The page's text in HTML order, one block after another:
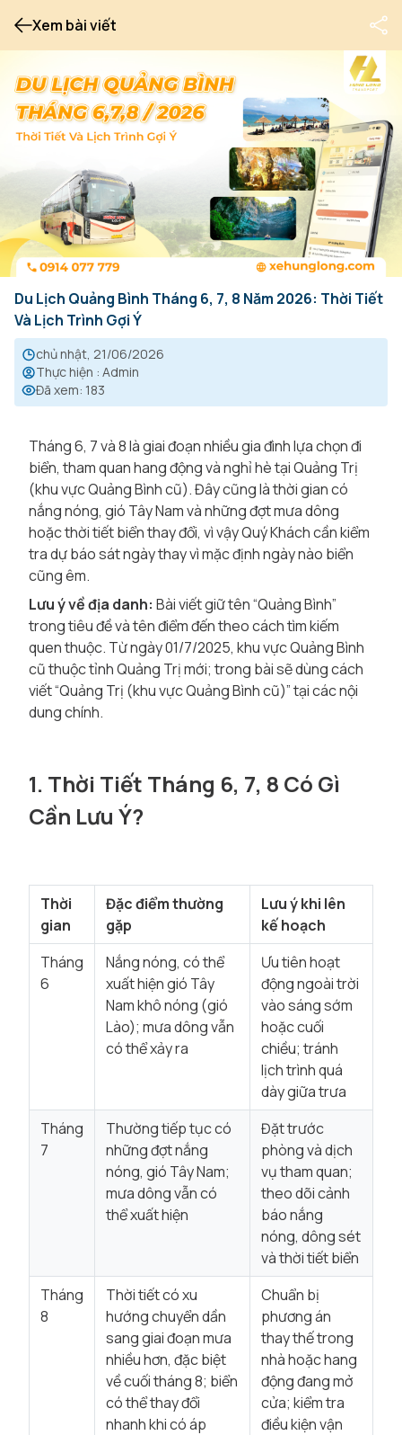
Xem bài viết
Du Lịch Quảng Bình Tháng 6, 7, 8 Năm 2026: Thời Tiết
Và Lịch Trình Gợi Ý
chủ nhật, 21/06/2026
Thực hiện : Admin
Đã xem: 183
Tháng 6, 7 và 8 là giai đoạn nhiều gia đình lựa chọn đi
biển, tham quan hang động và nghỉ hè tại Quảng Trị
(khu vực Quảng Bình cũ). Đây cũng là thời gian có
nắng nóng, gió Tây Nam và những đợt mưa dông
hoặc thời tiết biển thay đổi, vì vậy Quý Khách cần kiểm
tra dự báo sát ngày thay vì mặc định ngày nào biển
cũng êm.
Lưu ý về địa danh: Bài viết giữ tên “Quảng Bình”
trong tiêu đề và tên điểm đến theo cách tìm kiếm
quen thuộc. Từ ngày 01/7/2025, khu vực Quảng Bình
cũ thuộc tỉnh Quảng Trị mới; trong bài sẽ dùng cách
viết “Quảng Trị (khu vực Quảng Bình cũ)” tại các nội
dung chính.
1. Thời Tiết Tháng 6, 7, 8 Có Gì
Cần Lưu Ý?
Thời
gian
Đặc điểm thường
gặp
Lưu ý khi lên
kế hoạch
Tháng
6
Nắng nóng, có thể
xuất hiện gió Tây
Nam khô nóng (gió
Lào); mưa dông vẫn
có thể xảy ra
Ưu tiên hoạt
động ngoài trời
vào sáng sớm
hoặc cuối
chiều; tránh
lịch trình quá
dày giữa trưa
Tháng
7
Thường tiếp tục có
những đợt nắng
nóng, gió Tây Nam;
mưa dông vẫn có
thể xuất hiện
Đặt trước
phòng và dịch
vụ tham quan;
theo dõi cảnh
báo nắng
nóng, dông sét
và thời tiết biển
Tháng
8
Thời tiết có xu
hướng chuyển dần
sang giai đoạn mưa
nhiều hơn, đặc biệt
về cuối tháng 8; biển
có thể thay đổi
nhanh khi có áp
Chuẩn bị
phương án
thay thế trong
nhà hoặc hang
động đang mở
cửa; kiểm tra
điều kiện vận